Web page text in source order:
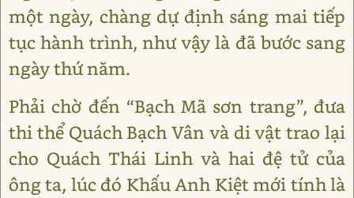
một ngày, chàng dự định sáng mai tiếp
tục hành trình, như vậy là đã bước sang
ngày thứ năm.
Phải chờ đến “Bạch Mã sơn trang”, đưa
thi thể Quách Bạch Vân và di vật trao lại
cho Quách Thái Linh và hai đệ tử của
ông ta, lúc đó Khấu Anh Kiệt mới tính là